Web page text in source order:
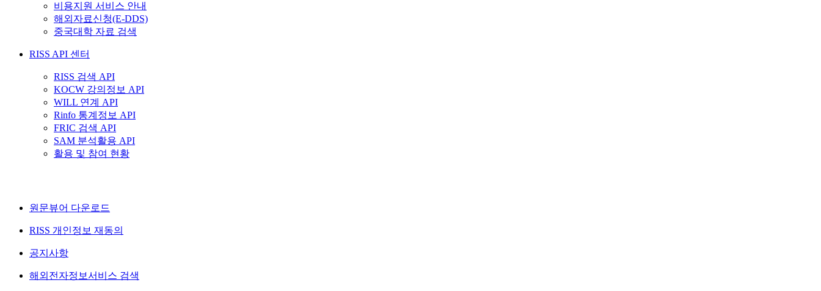
비용지원 서비스 안내
해외자료신청(E-DDS)
중국대학 자료 검색
RISS API 센터
RISS 검색 API
KOCW 강의정보 API
WILL 연계 API
Rinfo 통계정보 API
FRIC 검색 API
SAM 분석활용 API
활용 및 참여 현황
원문뷰어 다운로드
RISS 개인정보 재동의
공지사항
해외전자정보서비스 검색